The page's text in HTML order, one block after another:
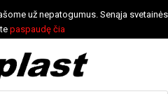
už nepatogumus. Senąja svetainės
paspaudę čia